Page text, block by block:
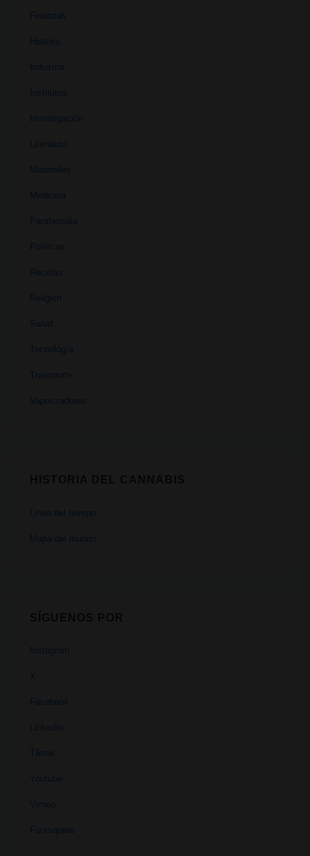
Finanzas
Historia
Industria
Institutos
Investigación
Literatura
Materiales
Medicina
Parafernalia
Políticas
Recetas
Religión
Salud
Tecnología
Transporte
Vaporizadores
Linea del tiempo
Mapa del mundo
Instagram
X
Facebook
Linkedin
Tiktok
Youtube
Vimeo
Foursquare